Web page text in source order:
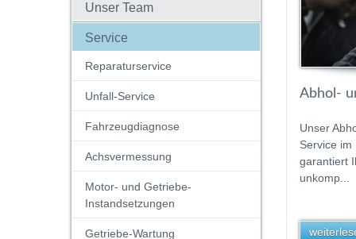
Unser Team
Service
Reparaturservice
Unfall-Service
Fahrzeugdiagnose
Achsvermessung
Motor- und Getriebe-
Instandsetzungen
Getriebe-Wartung
Abhol-
Unser
Service im
garantiert
unkomp...